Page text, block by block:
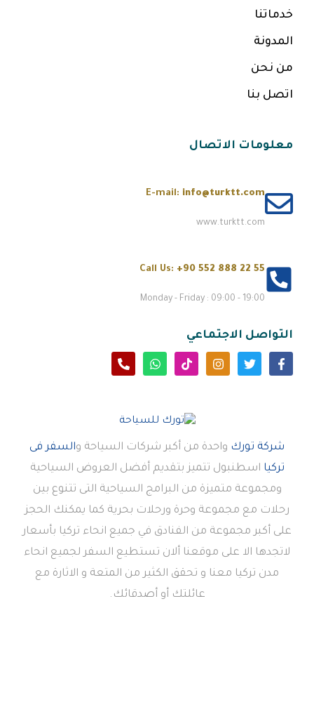
خدماتنا
المدونة
من نحن
اتصل بنا
معلومات الاتصال
E-mail: info@turktt.com
www.turktt.com
Call Us: +90 552 888 22 55
Monday - Friday : 09:00 - 19:00
التواصل الاجتماعي
شركة تورك واحدة من أكبر شركات السياحة والسفر فى
تركيا اسطنبول تتميز بتقديم أفضل العروض السياحية
ومجموعة متميزة من البرامج السياحية التى تتنوع بين
رحلات مع مجموعة وحرة ورحلات بحرية كما يمكنك الحجز
على أكبر مجموعة من الفنادق في جميع انحاء تركيا بأسعار
لاتجدها الا على موقعنا ألان تستطيع السفر لجميع انحاء
مدن تركيا معنا و تحقق الكثير من المتعة و الاثارة مع
عائلتك أو أصدقائك.